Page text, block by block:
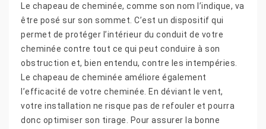
Le chapeau de cheminée, comme son nom l’indique, va
être posé sur son sommet. C’est un dispositif qui
permet de protéger l’intérieur du conduit de votre
cheminée contre tout ce qui peut conduire à son
obstruction et, bien entendu, contre les intempéries.
Le chapeau de cheminée améliore également
l’efficacité de votre cheminée. En déviant le vent,
votre installation ne risque pas de refouler et pourra
donc optimiser son tirage. Pour assurer la bonne